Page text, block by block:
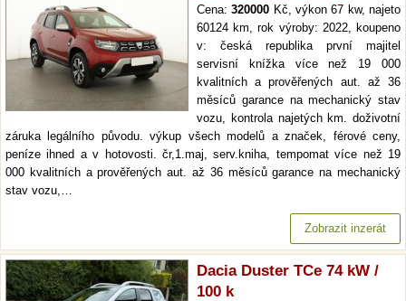
Cena:320000 Kč, výkon 67 kw, najeto
60124 km, rok výroby: 2022, koupeno
v: česká republika první majitel
servisní knížka více než 19 000
kvalitních a prověřených aut. až 36
měsíců garance na mechanický stav
vozu, kontrola najetých km. doživotní
záruka legálního původu. výkup všech modelů a značek, férové ceny,
peníze ihned a v hotovosti. čr,1.maj, serv.kniha, tempomat více než 19
000 kvalitních a prověřených aut. až 36 měsíců garance na mechanický
stav vozu,…
Zobrazit inzerát
Dacia Duster TCe 74 kW /
100 k